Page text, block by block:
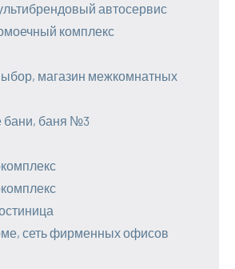
автосервис
комплекс
магазин межкомнатных
бани, баня №3
сеть фирменных офисов